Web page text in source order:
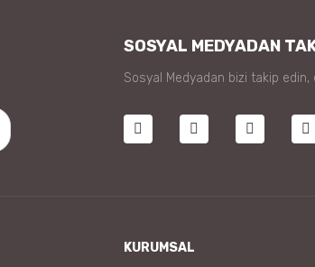
SOSYAL MEDYADAN
Sosyal Medyadan bizi takip edin,
KURUMSAL